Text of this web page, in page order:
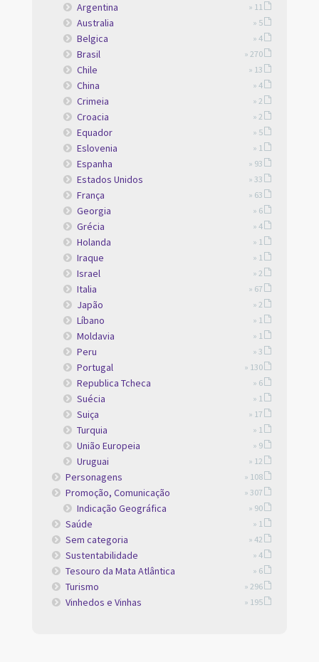
Argentina » 11
Australia » 5
Belgica » 4
Brasil » 270
Chile » 13
China » 4
Crimeia » 2
Croacia » 2
Equador » 5
Eslovenia » 1
Espanha » 93
Estados Unidos » 33
França » 63
Georgia » 6
Grécia » 4
Holanda » 1
Iraque » 1
Israel » 2
Italia » 67
Japão » 2
Líbano » 1
Moldavia » 1
Peru » 3
Portugal » 130
Republica Tcheca » 6
Suécia » 1
Suiça » 17
Turquia » 1
União Europeia » 9
Uruguai » 12
Personagens » 108
Promoção, Comunicação » 307
Indicação Geográfica » 90
Saúde » 1
Sem categoria » 42
Sustentabilidade » 4
Tesouro da Mata Atlântica » 6
Turismo » 296
Vinhedos e Vinhas » 195